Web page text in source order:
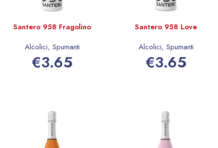
Santero 958 Fragolino
Alcolici, Spumanti
€3.65
Santero 958 Love
Alcolici, Spumanti
€3.65